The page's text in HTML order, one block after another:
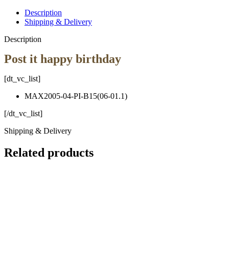
Description
Shipping & Delivery
Description
Post it happy birthday
[dt_vc_list]
MAX2005-04-PI-B15(06-01.1)
[/dt_vc_list]
Shipping & Delivery
Related products